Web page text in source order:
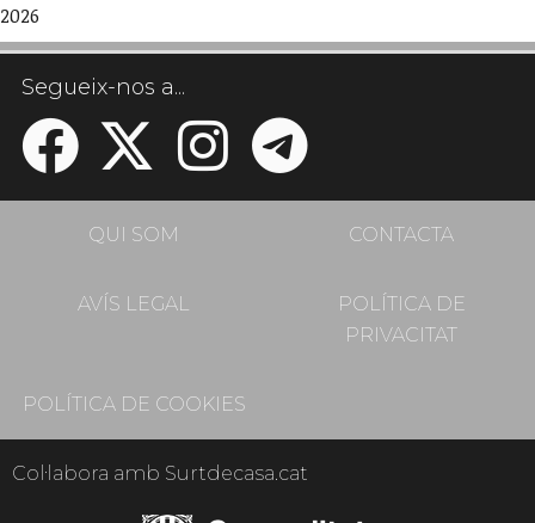
2026
Segueix-nos a...
QUI SOM CONTACTA
AVÍS LEGAL
POLÍTICA DE
PRIVACITAT
POLÍTICA DE COOKIES
Col·labora amb Surtdecasa.cat